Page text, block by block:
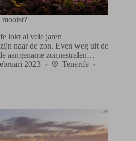
lokt al vele jaren
naar de zon. Even weg uit de
aangename zonnestralen…
2023
Tenerife